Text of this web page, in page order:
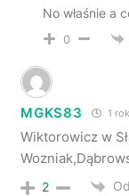
No właśnie a
0
MGKS83 1
Wiktorowicz w
2